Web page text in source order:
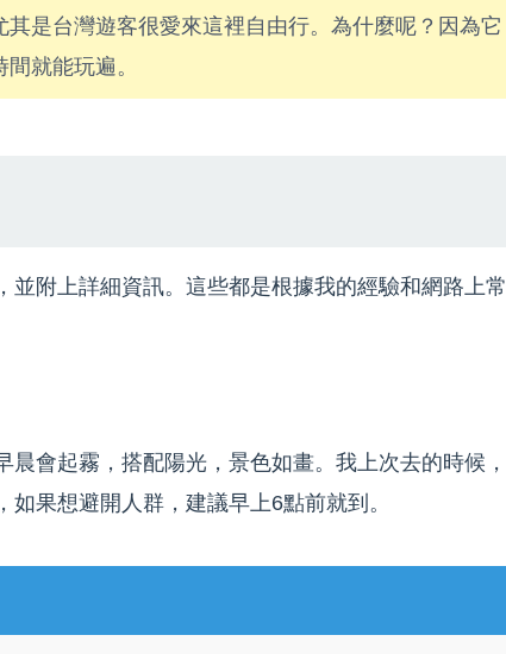
是台灣遊客很愛來這裡自由行。為什麼呢？因為它
就能玩遍。
附上詳細資訊。這些都是根據我的經驗和網路上常
會起霧，搭配陽光，景色如畫。我上次去的時候，
果想避開人群，建議早上6點前就到。